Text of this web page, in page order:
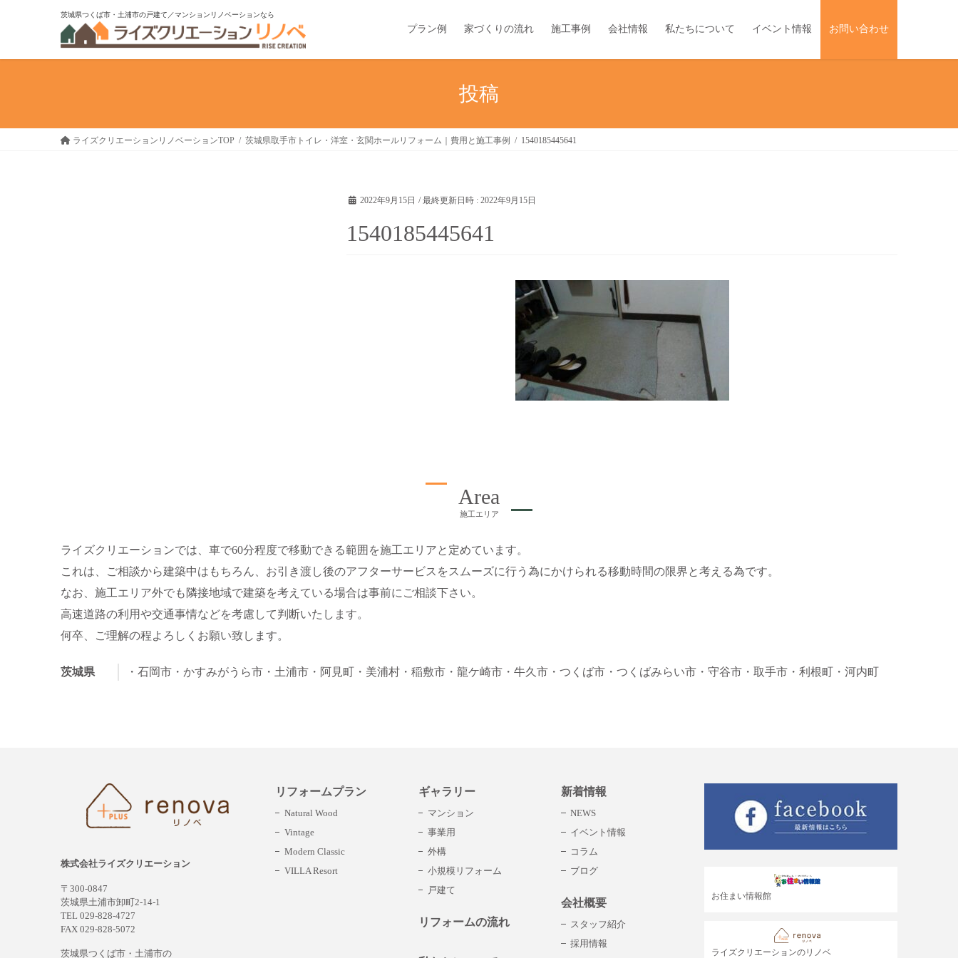
ン
キ
ー
に
茨城県つくば市・土浦市の戸建て／マンションリノベーションなら
プラン例 家づくりの流れ 施工事例 会社情報 私たちについて イベント情報 お問い合わせ
投稿
ライズクリエーションリノベーションTOP 茨城県取手市トイレ・洋室・玄関ホールリフォーム｜費用と施工事例 1540185445641
2022年9月15日 / 最終更新日時 :2022年9月15日
1540185445641
Area
施工エリア
ライズクリエーションでは、車で60分程度で移動できる範囲を施工エリアと定めています。
これは、ご相談から建築中はもちろん、お引き渡し後のアフターサービスをスムーズに行う為にかけられる移動時間の限界と考える為です。
なお、施工エリア外でも隣接地域で建築を考えている場合は事前にご相談下さい。
高速道路の利用や交通事情などを考慮して判断いたします。
何卒、ご理解の程よろしくお願い致します。
茨城県 ・石岡市 ・かすみがうら市 ・土浦市 ・阿見町 ・美浦村 ・稲敷市 ・龍ケ崎市 ・牛久市 ・つくば市 ・つくばみらい市 ・守谷市 ・取手市 ・利根町 ・河内町
株式会社ライズクリエーション
〒300-0847
茨城県土浦市卸町2-14-1
TEL 029-828-4727
FAX 029-828-5072
茨城県つくば市・土浦市の
リフォームプラン
Natural Wood
Vintage
Modern Classic
VILLA Resort
ギャラリー
マンション
事業用
外構
小規模リフォーム
戸建て
リフォームの流れ
新着情報
NEWS
イベント情報
コラム
ブログ
会社概要
スタッフ紹介
採用情報
お住まい情報館
ライズクリエーションのリノベ